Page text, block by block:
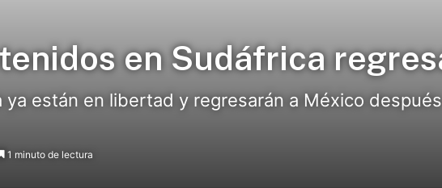
en Sudáfrica
ya están en libertad y regresarán a México
1 minuto de lectura